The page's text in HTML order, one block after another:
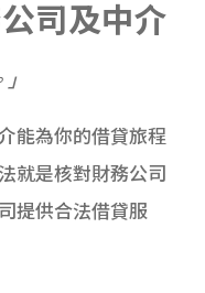
司及中介
能為你的借貸旅程
就是核對財務公司
提供合法借貸服